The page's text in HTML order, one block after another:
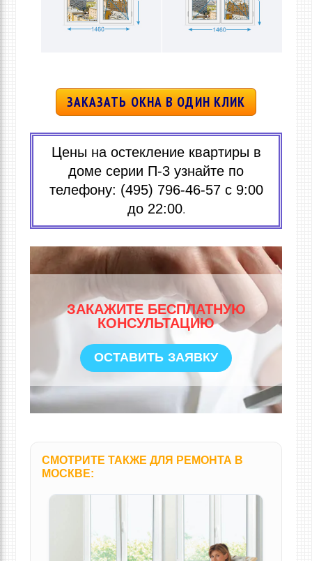
ЗАКАЗАТЬ ОКНА В ОДИН КЛИК
Цены на остекление квартиры в
доме серии П-3 узнайте по
телефону: (495) 796-46-57 с 9:00
до 22:00.
ЗАКАЖИТЕ БЕСПЛАТНУЮ
КОНСУЛЬТАЦИЮ
ОСТАВИТЬ ЗАЯВКУ
СМОТРИТЕ ТАКЖЕ ДЛЯ РЕМОНТА В
МОСКВЕ: